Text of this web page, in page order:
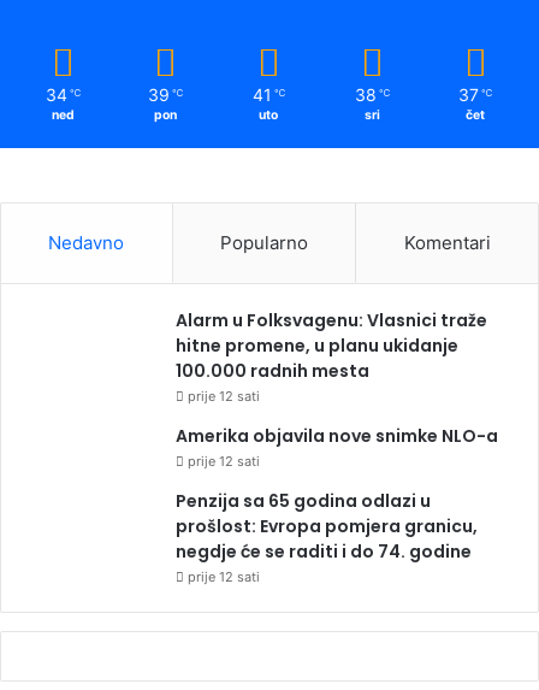
34 ℃
ned
39 ℃
pon
41 ℃
uto
38 ℃
sri
37 ℃
čet
Nedavno Popularno Komentari
Alarm u Folksvagenu: Vlasnici traže
hitne promene, u planu ukidanje
100.000 radnih mesta
prije 12 sati
Amerika objavila nove snimke NLO-a
prije 12 sati
Penzija sa 65 godina odlazi u
prošlost: Evropa pomjera granicu,
negdje će se raditi i do 74. godine
prije 12 sati